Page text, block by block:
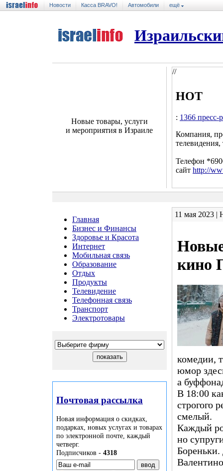
Новости Касса BRAVO! Автомобили ещё
Новые товары, услуги
и мероприятия в Израиле
//
HOT
: 1366 пресс-
Компания,
Телефон
сайт http://
Главная
Бизнес и Финансы
Здоровье и Красота
Интернет
Мобильная связь
Образование
Отдых
Продукты
Телевидение
Телефонная связь
Транспорт
Электротовары
Почтовая рассылка
Новая информация о скидках,
подарках, новых услугах и товарах
по электронной почте, каждый
четверг.
Подписчиков - 4318
11 мая 2023 |
кино
комедии,
юмор
а
В 18:00
строгого
смелый.
Каждый
но